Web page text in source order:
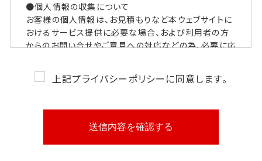
●個人情報の収集について
お客様の個人情報は、お見積もりなど本ウェブサイトに
おけるサービス提供に必要な場合、および利用者の方
からのお問い合せやご意見への対応などの為、必要に応
●個人情報の利用について
目的のために利用し、お客様の同意なく利用目的以外
に利用することはありません。
●個人情報の提供について
上記プライバシーポリシーに同意します。